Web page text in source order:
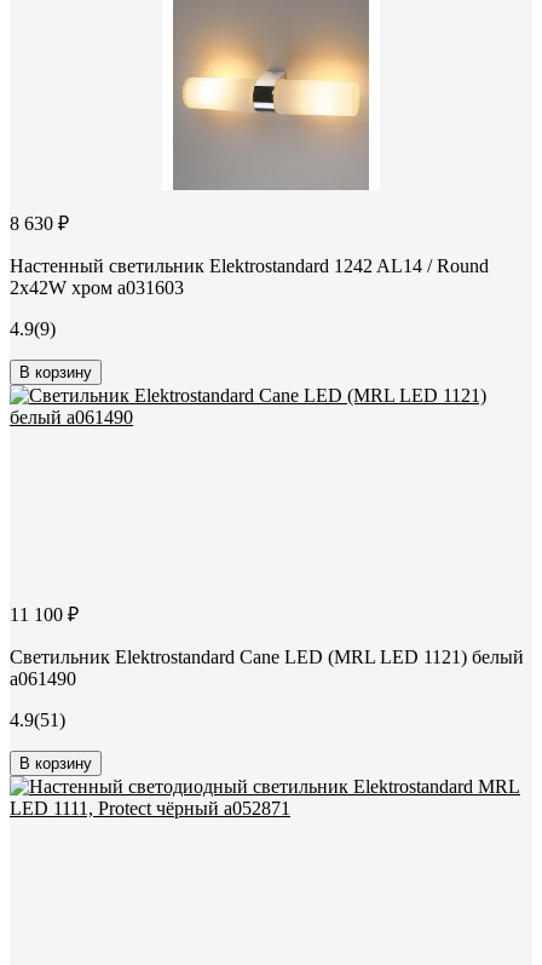
8 630 ₽
Настенный светильник Elektrostandard 1242 AL14 / Round
2х42W хром a031603
4.9(9)
В корзину
11 100 ₽
Светильник Elektrostandard Cane LED (MRL LED 1121) белый
a061490
4.9(51)
В корзину